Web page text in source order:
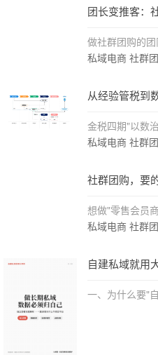
能守微信群复
团长变推客：
做社群团购的
板：团长是"自
一上去就管不
题不在人，在
私域电商 社群
从经验管税到
金税四期"以数
是"卖多少"，
+ 最新报道，大
货商、平台、
私域电商 社群
社群团购，要
想做"零售会员
+ 团长分销"选
是品类错位。大
私域电商 社群
自建私域就用
一、为什么要"
管工具，规模